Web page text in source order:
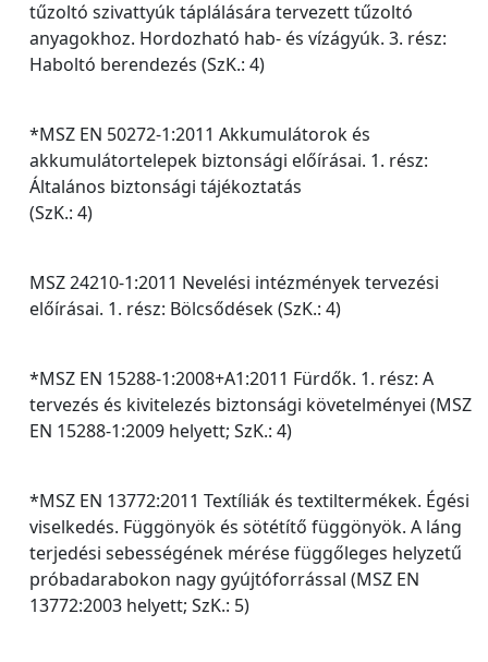
tűzoltó szivattyúk táplálására tervezett tűzoltó
anyagokhoz. Hordozható hab- és vízágyúk. 3. rész:
Haboltó berendezés (SzK.: 4)
*MSZ EN 50272-1:2011 Akkumulátorok és
akkumulátortelepek biztonsági előírásai. 1. rész:
Általános biztonsági tájékoztatás
(SzK.: 4)
MSZ 24210-1:2011 Nevelési intézmények tervezési
előírásai. 1. rész: Bölcsődések (SzK.: 4)
*MSZ EN 15288-1:2008+A1:2011 Fürdők. 1. rész: A
tervezés és kivitelezés biztonsági követelményei (MSZ
EN 15288-1:2009 helyett; SzK.: 4)
*MSZ EN 13772:2011 Textíliák és textiltermékek. Égési
viselkedés. Függönyök és sötétítő függönyök. A láng
terjedési sebességének mérése függőleges helyzetű
próbadarabokon nagy gyújtóforrással (MSZ EN
13772:2003 helyett; SzK.: 5)